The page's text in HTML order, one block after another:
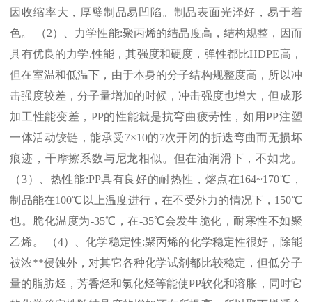
因收缩率大，厚璧制品易凹陷。制品表面光泽好，易于着
色。 （2）、力学性能:聚丙烯的结晶度高，结构规整，因而
具有优良的力学.性能，其强度和硬度，弹性都比HDPE高，
但在室温和低温下，由于本身的分子结构规整度高，所以冲
击强度较差，分子量增加的时候，冲击强度也增大，但成形
加工性能变差， PP的性能就是抗弯曲疲劳性，如用PP注塑
一体活动铰链，能承受7×10的7次开闭的折迭弯曲而无损坏
痕迹，干摩擦系数与尼龙相似。但在油润滑下，不如龙。
（3）、热性能:PP具有良好的耐热性，熔点在164~170℃ ，
制品能在100℃ 以上温度进行，在不受外力的情况下， 150℃
也。脆化温度为-35℃ ，在-35℃会发生脆化，耐寒性不如聚
乙烯。 （4）、化学稳定性:聚丙烯的化学稳定性很好，除能
被浓**侵蚀外，对其它各种化学试剂都比较稳定，但低分子
量的脂肪烃，芳香烃和氯化烃等能使PP软化和溶胀，同时它